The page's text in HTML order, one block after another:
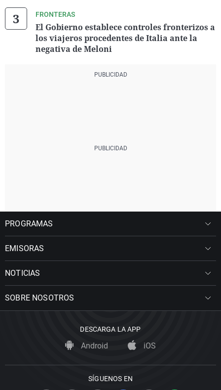
FRONTERAS
El Gobierno establece controles fronterizos a
los viajeros procedentes de Italia ante la
negativa de Meloni
PROGRAMAS
EMISORAS
NOTICIAS
SOBRE NOSOTROS
DESCARGA LA APP
Android iOS
SÍGUENOS EN